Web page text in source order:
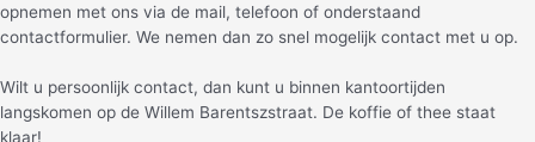
opnemen met ons via de mail, telefoon of onderstaand
contactformulier. We nemen dan zo snel mogelijk contact met u op.
Wilt u persoonlijk contact, dan kunt u binnen kantoortijden
langskomen op de Willem Barentszstraat. De koffie of thee staat
klaar!